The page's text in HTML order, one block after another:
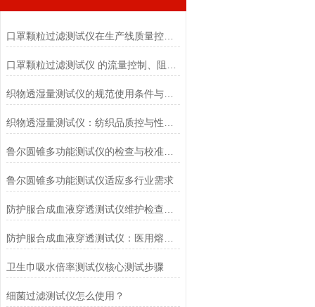
口罩颗粒过滤测试仪在生产线质量控制与研发筛选中的实战价值
织物透湿量测试仪的规范使用条件与数据保障前提
鲁尔圆锥多功能测试仪的检查与校准流程
鲁尔圆锥多功能测试仪适应多行业需求
卫生巾吸水倍率测试仪核心测试步骤
细菌过滤测试仪怎么使用？